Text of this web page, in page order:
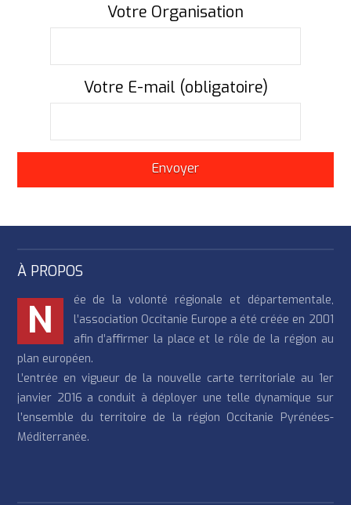
Votre Organisation
Votre E-mail (obligatoire)
À PROPOS
N
ée de la volonté régionale et départementale,
l’association Occitanie Europe a été créée en 2001
afin d’affirmer la place et le rôle de la région au
plan européen.
L’entrée en vigueur de la nouvelle carte territoriale au 1er
janvier 2016 a conduit à déployer une telle dynamique sur
l’ensemble du territoire de la région Occitanie Pyrénées-
Méditerranée.